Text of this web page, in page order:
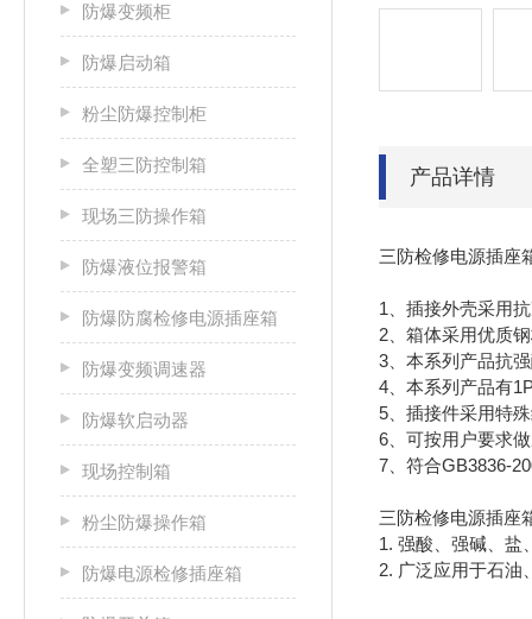
防爆变频柜
防爆启动箱
粉尘防爆控制柜
全塑三防控制箱
现场三防操作箱
防爆液位报警箱
防爆防腐检修电源插座箱
防爆变频调速器
防爆软启动器
现场控制箱
粉尘防爆操作箱
防爆电源检修插座箱
产品详情
三防检修电源插座
1、插接外壳采用
2、箱体采用优质
3、本系列产品抗
4、本系列产品有
5、插接件采用特
6、可按用户要求
7、符合GB3836-
三防检修电源插座
1. 强酸、强碱、盐
2. 广泛应用于石油